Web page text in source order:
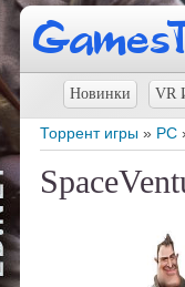
Новинки VR
Торрент игры » PC